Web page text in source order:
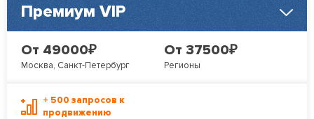
Премиум VIP
От 49000₽
Москва, Санкт-Петербург
От 37500₽
Регионы
+ 500 запросов к
продвижению